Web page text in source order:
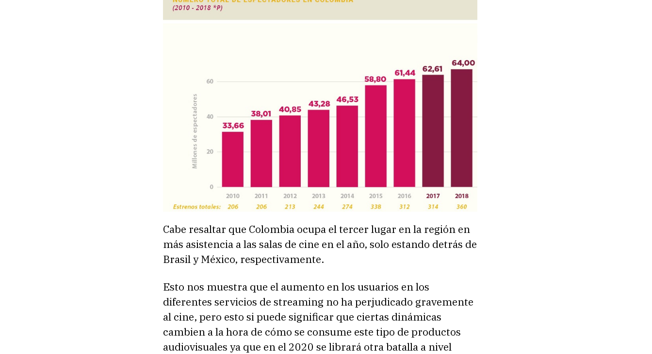
Cabe resaltar que Colombia ocupa el tercer lugar en la región en
más asistencia a las salas de cine en el año, solo estando detrás de
Brasil y México, respectivamente.
Esto nos muestra que el aumento en los usuarios en los
diferentes servicios de streaming no ha perjudicado gravemente
al cine, pero esto si puede significar que ciertas dinámicas
cambien a la hora de cómo se consume este tipo de productos
audiovisuales ya que en el 2020 se librará otra batalla a nivel